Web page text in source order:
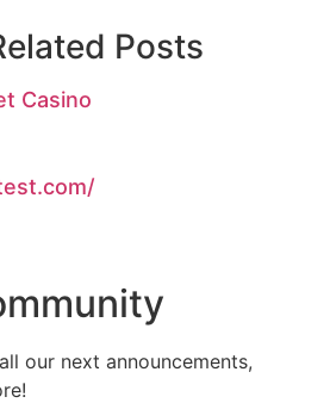
Posts
Casino
our next announcements,